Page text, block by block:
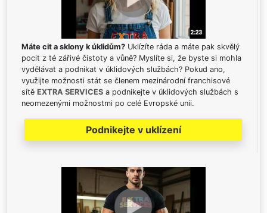
Máte cit a sklony k úklidům? Uklízíte ráda a máte pak skvělý
pocit z té zářivé čistoty a vůně? Myslíte si, že byste si mohla
vydělávat a podnikat v úklidových službách? Pokud ano,
využijte možnosti stát se členem mezinárodní franchisové
sítě EXTRA SERVICES a podnikejte v úklidových službách s
neomezenými možnostmi po celé Evropské unii.
Podnikejte v uklízení